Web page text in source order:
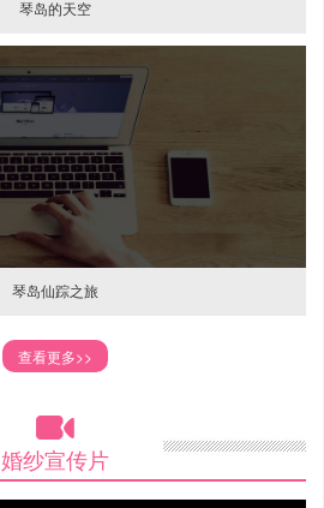
琴岛的天空
琴岛仙踪之旅
查看更多>>

婚纱宣传片